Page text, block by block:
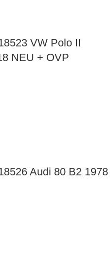
VW Polo II
NEU + OVP
Audi 80 B2 1978